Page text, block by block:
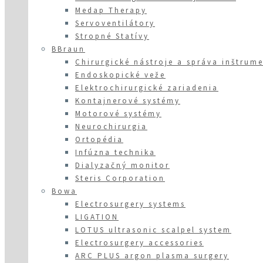
Medap Therapy
Servoventilátory
Stropné Statívy
BBraun
Chirurgické nástroje a správa
Endoskopické veže
Elektrochirurgické zariadenia
Kontajnerové systémy
Motorové systémy
Neurochirurgia
Ortopédia
Infúzna technika
Dialyzačný monitor
Steris Corporation
Bowa
Electrosurgery systems
LIGATION
LOTUS ultrasonic scalpel system
Electrosurgery accessories
ARC PLUS argon plasma surgery